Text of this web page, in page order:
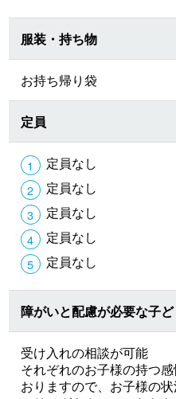
服装・持ち物
お持ち帰り袋
定員
定員なし
定員なし
定員なし
定員なし
定員なし
障がいと配慮が必要な子
受け入れの相談が可能
それぞれのお子様の持つ
おりますので、お子様の